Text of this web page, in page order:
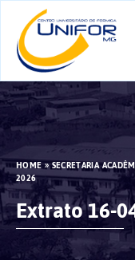
HOME»SECRETARIA
2026
Extrato 16-